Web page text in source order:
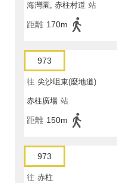
海灣園, 赤柱村道 站
距離 170m
973
往 尖沙咀東(麼地道)
赤柱廣場 站
距離 150m
973
往 赤柱